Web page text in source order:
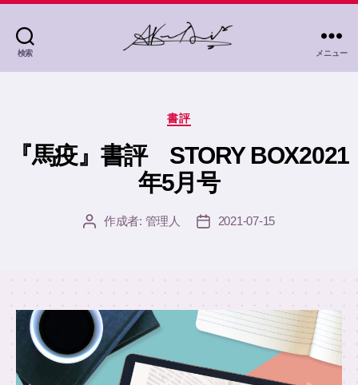
検索
Akane
メニュー
カ
テ
ゴ
リ
ー
書評
『馬疫』書評 STORY BOX2021
年5月号
投 作成者: 管理人
投
2021-07-15